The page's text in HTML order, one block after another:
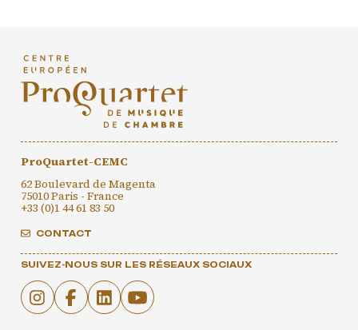
ProQuartet-CEMC
62 Boulevard de Magenta
75010 Paris - France
+33 (0)1 44 61 83 50
CONTACT
SUIVEZ-NOUS SUR LES RÉSEAUX SOCIAUX